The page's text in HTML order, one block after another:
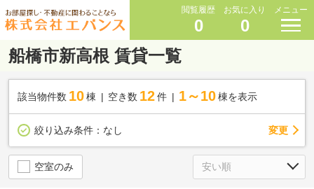
閲覧履歴
0
お気に入り
0
メニュー
船橋市新高根 賃貸一覧
該当物件数 10棟 空き数 12 件 1～10 棟を表示
絞り込み条件： なし 変更
空室のみ